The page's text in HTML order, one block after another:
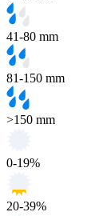
41-80 mm
81-150 mm
>150 mm
0-19%
20-39%